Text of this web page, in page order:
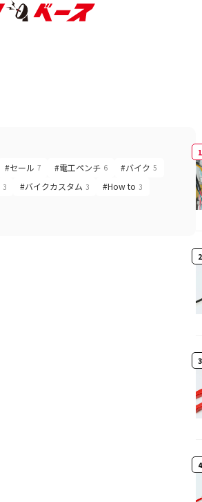
#セール 7 #電工ペンチ 6 #バイク 5
3 #バイクカスタム 3 #How to 3